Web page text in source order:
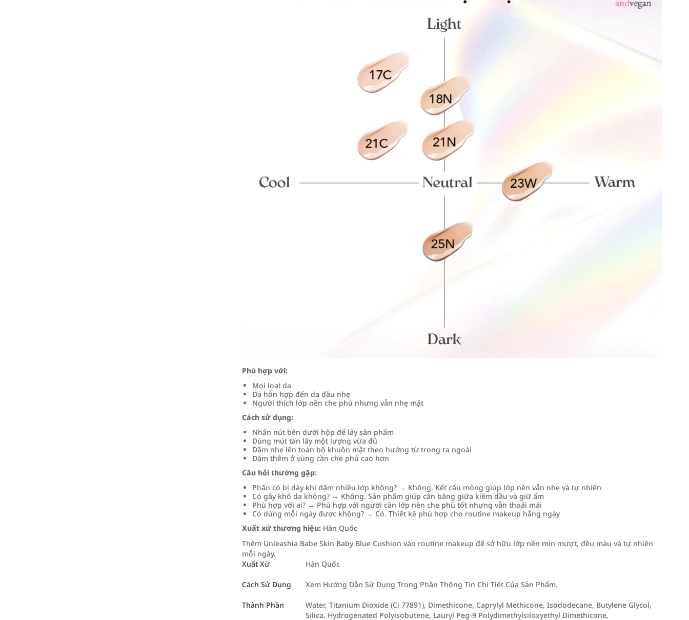
Phù hợp với:
Mọi loại da
Da hỗn hợp đến da dầu nhẹ
Người thích lớp nền che phủ nhưng vẫn nhẹ mặt
Cách sử dụng:
Nhấn nút bên dưới hộp để lấy sản phẩm
Dùng mút tán lấy một lượng vừa đủ
Dặm nhẹ lên toàn bộ khuôn mặt theo hướng từ trong ra ngoài
Dặm thêm ở vùng cần che phủ cao hơn
Câu hỏi thường gặp:
Phấn có bị dày khi dặm nhiều lớp không? → Không. Kết cấu mỏng giúp lớp nền vẫn nhẹ và tự nhiên
Có gây khô da không? → Không. Sản phẩm giúp cân bằng giữa kiềm dầu và giữ ẩm
Phù hợp với ai? → Phù hợp với người cần lớp nền che phủ tốt nhưng vẫn thoải mái
Có dùng mỗi ngày được không? → Có. Thiết kế phù hợp cho routine makeup hằng ngày
Xuất xứ thương hiệu: Hàn Quốc
Thêm Unleashia Babe Skin Baby Blue Cushion vào routine makeup để sở hữu lớp nền mịn mượt, đều màu và tự nhiên
mỗi ngày.
Xuất Xứ
Hàn Quốc
Cách Sử Dụng Xem Hướng Dẫn Sử Dụng Trong Phần Thông Tin Chi Tiết Của Sản Phẩm.
Thành Phần
Water, Titanium Dioxide (Ci 77891), Dimethicone, Caprylyl Methicone, Isododecane, Butylene Glycol,
Silica, Hydrogenated Polyisobutene, Lauryl Peg-9 Polydimethylsiloxyethyl Dimethicone,